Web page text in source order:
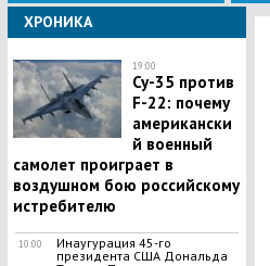
ХРОНИКА
19:00
Су-35 против
F-22: почему
американски
й военный
самолет проиграет в
воздушном бою российскому
истребителю
10:00
Инаугурация 45-го
президента США Дональда